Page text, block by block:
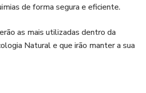
de forma segura e eficiente.
as mais utilizadas dentro da
Natural e que irão manter a sua